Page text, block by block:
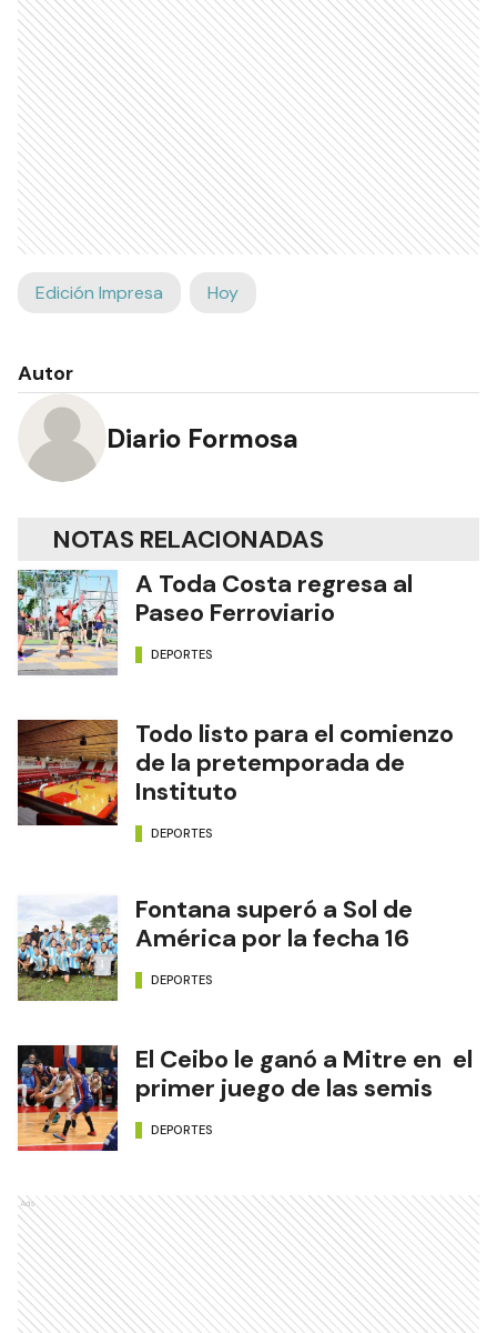
RECIBIR NEWSLETTER
Ads
Autor
Diario Formosa
NOTAS RELACIONADAS
Paseo Ferroviario
Todo listo para el comienzo
de la pretemporada de
DEPORTES
Fontana superó a Sol de
DEPORTES
El Ceibo le ganó a Mitre en el
primer juego de las semis